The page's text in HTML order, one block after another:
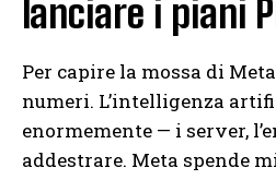
lanciare i piani
Per capire la mossa di
numeri. L’intelligenza
enormemente — i server,
addestrare. Meta spende